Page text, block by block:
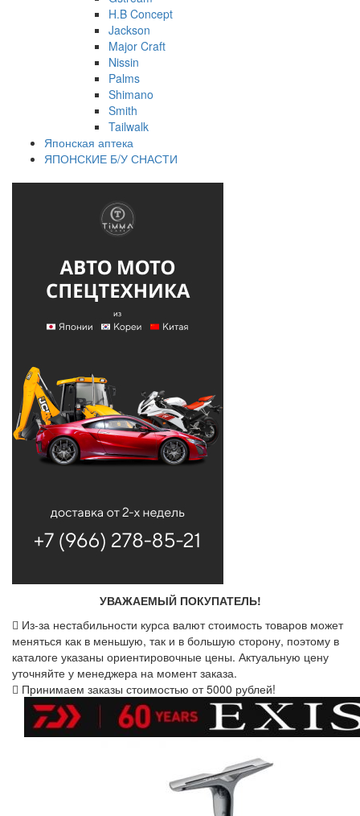
H.B Concept
Jackson
Major Craft
Nissin
Palms
Shimano
Smith
Tailwalk
Японская аптека
ЯПОНСКИЕ Б/У СНАСТИ
УВАЖАЕМЫЙ ПОКУПАТЕЛЬ!
Из-за нестабильности курса валют стоимость товаров может
меняться как в меньшую, так и в большую сторону, поэтому в
каталоге указаны ориентировочные цены. Актуальную цену
уточняйте у менеджера на момент заказа.
Принимаем заказы стоимостью от 5000 рублей!